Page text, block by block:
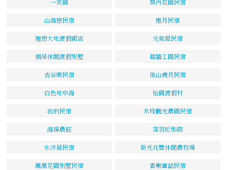
山海戀民宿 邀月民宿
理想大地渡假飯店 元氣屋民宿
倆呆休閒渡假別墅 越牆工園民宿
吉谷樂民宿 後山歲月民宿
白色地中海 怡園渡假村
我的民宿 米棧觀光農園民宿
海揚農莊 落羽松別館
水泮居民宿 新光兆豐休閒農牧場
鳳凰花園別墅民宿 香榭童話民宿